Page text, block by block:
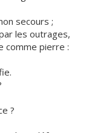
secours ;
les outrages,
comme pierre :
?